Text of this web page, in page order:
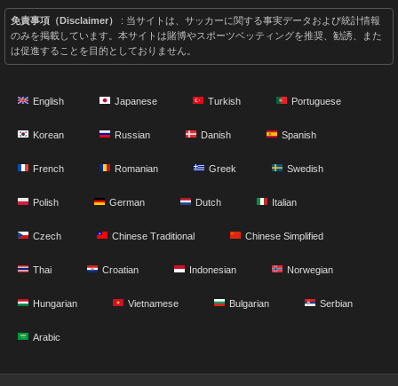
免責事項（Disclaimer）
: 当サイトは、サッカーに関する事実データおよび統計情報
のみを掲載しています。本サイトは賭博やスポーツベッティングを推奨、勧誘、また
は促進することを目的としておりません。
English Japanese Turkish Portuguese
Korean Russian Danish Spanish
French Romanian Greek Swedish
Polish German Dutch Italian
Czech Chinese Traditional Chinese Simplified
Thai Croatian Indonesian Norwegian
Hungarian Vietnamese Bulgarian Serbian
Arabic